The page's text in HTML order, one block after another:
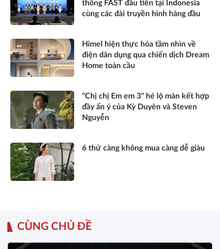
thông FAST đầu tiên tại Indonesia
cùng các đài truyền hình hàng đầu
Himel hiện thực hóa tầm nhìn về
điện dân dụng qua chiến dịch Dream
Home toàn cầu
"Chị chị Em em 3" hé lộ màn kết hợp
đầy ẩn ý của Kỳ Duyên và Steven
Nguyễn
6 thứ càng không mua càng dễ giàu
CÙNG CHỦ ĐỀ